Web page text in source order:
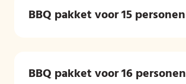
BBQ pakket voor 15 personen
BBQ pakket voor 16 personen